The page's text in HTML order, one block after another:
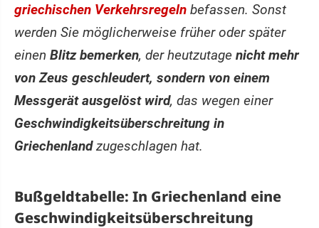
griechischen Verkehrsregeln befassen. Sonst
werden Sie möglicherweise früher oder später
einen Blitz bemerken, der heutzutage nicht mehr
von Zeus geschleudert, sondern von einem
Messgerät ausgelöst wird, das wegen einer
Geschwindigkeitsüberschreitung in
Griechenlandzugeschlagen hat.
Bußgeldtabelle: In Griechenland eine
Geschwindigkeits­überschreitung